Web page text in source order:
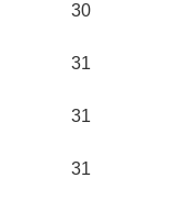
30
31
31
31